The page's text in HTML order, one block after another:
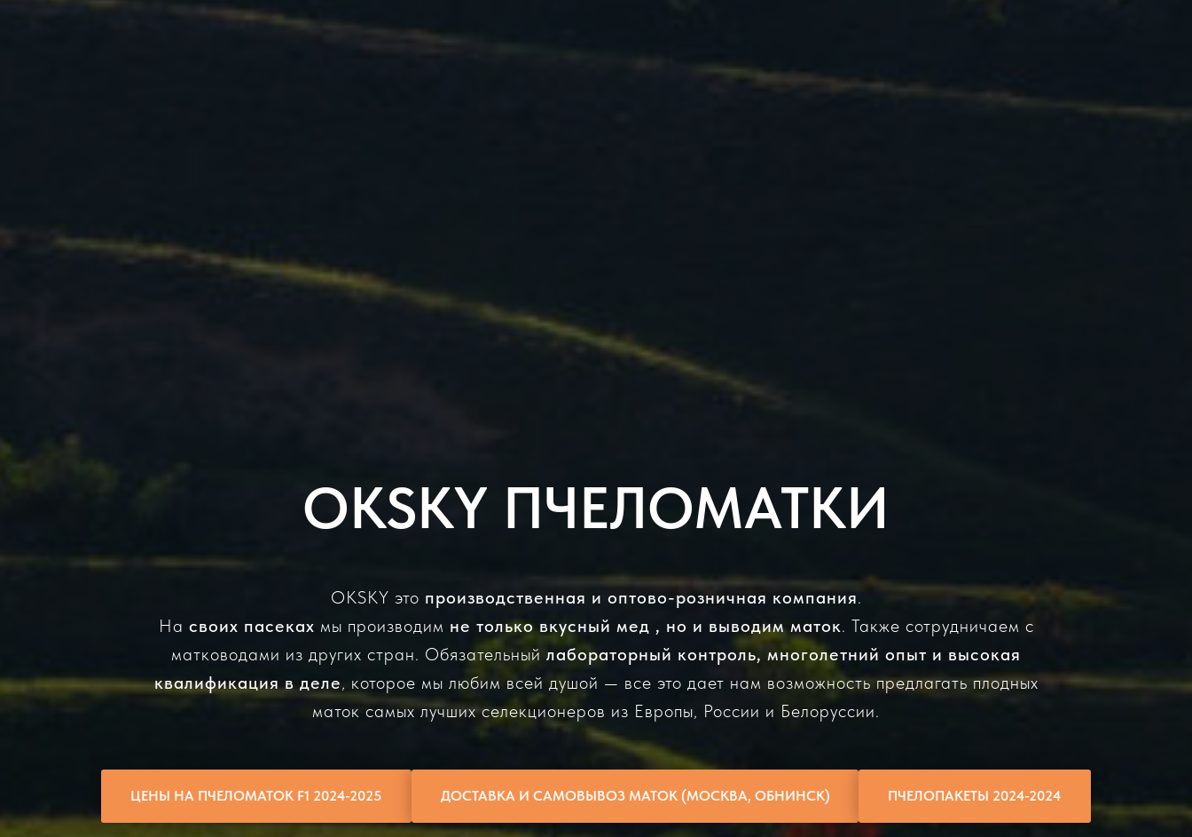
OKSKY ПЧЕЛОМАТКИ
OKSKY это производственная и оптово-розничная компания.
На своих пасеках мы производим не только вкусный мед , но и выводим маток. Также сотрудничаем с
матководами из других стран. Обязательный лабораторный контроль, многолетний опыт и высокая
квалификация в деле, которое мы любим всей душой — все это дает нам возможность предлагать плодных
маток самых лучших селекционеров из Европы, России и Белоруссии.
ЦЕНЫ НА ПЧЕЛОМАТОК F1 2024-2025 ДОСТАВКА И САМОВЫВОЗ МАТОК (МОСКВА, ОБНИНСК) ПЧЕЛОПАКЕТЫ 2024-2024